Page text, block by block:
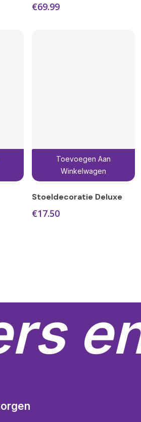
€69.99
Toevoegen Aan
Winkelwagen
Stoeldecoratie Deluxe
€17.50